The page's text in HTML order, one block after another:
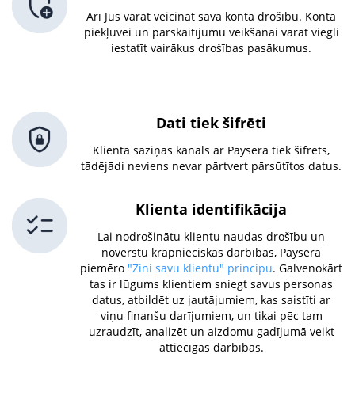
Arī Jūs varat veicināt sava konta drošību. Konta
piekļuvei un pārskaitījumu veikšanai varat viegli
iestatīt vairākus drošības pasākumus.
Dati tiek šifrēti
Klienta saziņas kanāls ar Paysera tiek šifrēts,
tādējādi neviens nevar pārtvert pārsūtītos datus.
Klienta identifikācija
Lai nodrošinātu klientu naudas drošību un
novērstu krāpnieciskas darbības, Paysera
piemēro "Zini savu klientu" principu. Galvenokārt
tas ir lūgums klientiem sniegt savus personas
datus, atbildēt uz jautājumiem, kas saistīti ar
viņu finanšu darījumiem, un tikai pēc tam
uzraudzīt, analizēt un aizdomu gadījumā veikt
attiecīgas darbības.